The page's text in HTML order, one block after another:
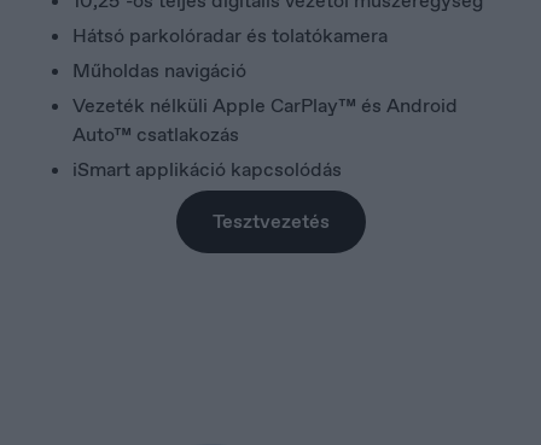
Macedonia
Македонски
Hátsó parkolóradar és tolatókamera
Műholdas navigáció
Vezeték nélküli Apple CarPlay™ és Android
Auto™ csatlakozás
iSmart applikáció kapcsolódás
Tesztvezetés